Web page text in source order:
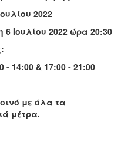
2022
6 Ιουλίου 2022 ώρα 20:30
14:00 & 17:00 - 21:00
με όλα τα
μέτρα.